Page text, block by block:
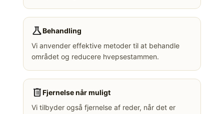
scienceBehandling
Vi anvender effektive metoder til at behandle
området og reducere hvepsestammen.
deleteFjernelse når muligt
Vi tilbyder også fjernelse af reder, når det er